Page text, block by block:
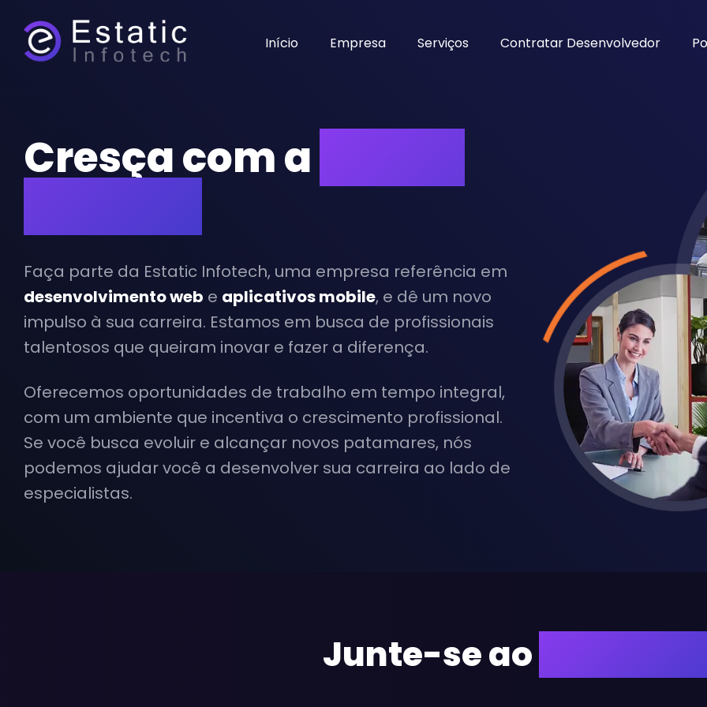
Início Empresa Serviços Contratar Desenvolvedor
Cresça com a
Faça parte da Estatic Infotech, uma empresa referência em
desenvolvimento web e aplicativos mobile, e dê um novo
impulso à sua carreira. Estamos em busca de profissionais
talentosos que queiram inovar e fazer a diferença.
Oferecemos oportunidades de trabalho em tempo integral,
com um ambiente que incentiva o crescimento profissional.
Se você busca evoluir e alcançar novos patamares, nós
podemos ajudar você a desenvolver sua carreira ao lado de
especialistas.
Junte-se ao